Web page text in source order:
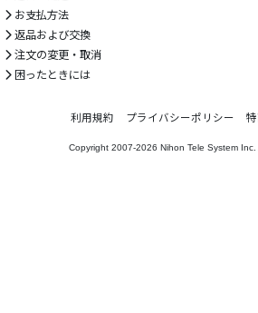
お支払方法
返品および交換
注文の変更・取消
困ったときには
利用規約 プライバシーポリシー
Copyright 2007-2026 Nihon Tele System Inc.